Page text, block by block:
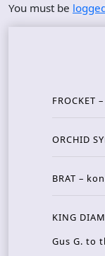
You must be
FROCKET
ORCHID
BRAT –
KING
Gus G. to